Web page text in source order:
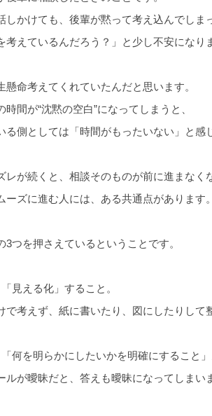
しかけても、後輩が黙って考え込んでしま
考えているんだろう？」と少し不安になり
懸命考えてくれていたんだと思います。
時間が“沈黙の空白”になってしまうと、
る側としては「時間がもったいない」と感
レが続くと、相談そのものが前に進まなく
ーズに進む人には、ある共通点があります。
3つを押さえているということです。
見える化」すること。
で考えず、紙に書いたり、図にしたりして
何を明らかにしたいかを明確にすること」
ルが曖昧だと、答えも曖昧になってしまい